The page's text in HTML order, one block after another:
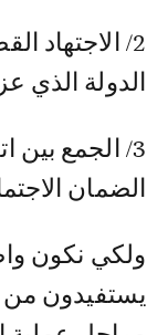
2/ الاجتهاد
الدولة الذي
الضمان
ولكي نكون
يستفيدون من